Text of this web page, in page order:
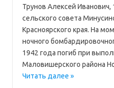
Трунов Алексей
сельского совета
Красноярского края. На
ночного
1942 года погиб при
Маловишерского района
Читать далее »